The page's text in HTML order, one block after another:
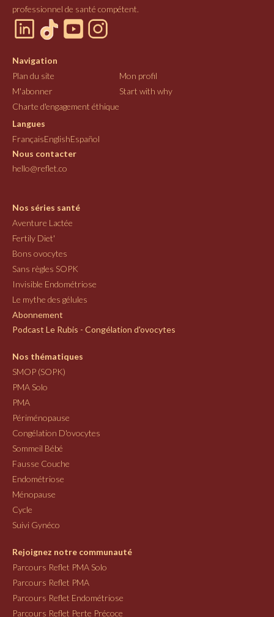
professionnel de santé compétent.
Navigation
Plan du site
Mon profil
M'abonner
Start with why
Charte d'engagement éthique
Langues
FrançaisEnglishEspañol
Nous contacter
hello@reflet.co
Nos séries santé
Aventure Lactée
Fertily Diet'
Bons ovocytes
Sans règles SOPK
Invisible Endométriose
Le mythe des gélules
Abonnement
Podcast Le Rubis - Congélation d'ovocytes
Nos thématiques
SMOP (SOPK)
PMA Solo
PMA
Périménopause
Congélation D'ovocytes
Sommeil Bébé
Fausse Couche
Endométriose
Ménopause
Cycle
Suivi Gynéco
Rejoignez notre communauté
Parcours Reflet PMA Solo
Parcours Reflet PMA
Parcours Reflet Endométriose
Parcours Reflet Perte Précoce